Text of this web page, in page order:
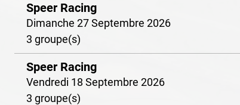
Speer Racing
Dimanche 27 Septembre 2026
3 groupe(s)
Speer Racing
Vendredi 18 Septembre 2026
3 groupe(s)